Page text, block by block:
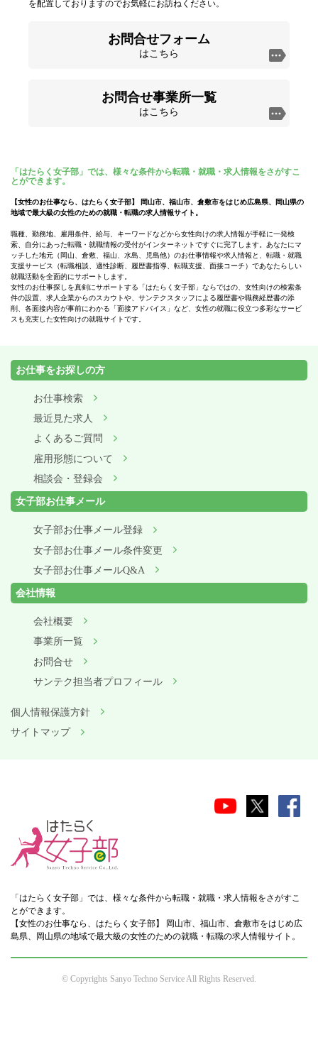
を配置しておりますのでお気軽にお訪ねください。
お問合せフォーム
はこちら
お問合せ事業所一覧
はこちら
「はたらく女子部」では、様々な条件から転職・就職・求人情報をさがすこ
とができます。
【女性のお仕事なら、はたらく女子部】 岡山市、福山市、倉敷市をはじめ広島県、岡山県の
地域で最大級の女性のための就職・転職の求人情報サイト。
職種、勤務地、雇用条件、給与、キーワードなどから女性向けの求人情報が手軽に一発検
索、自分にあった転職・就職情報の受付がインターネットですぐに完了します。あなたにマ
ッチした地元（岡山、倉敷、福山、水島、児島他）のお仕事情報や求人情報と、転職・就職
支援サービス（転職相談、適性診断、履歴書指導、転職支援、面接コーチ）であなたらしい
就職活動を全面的にサポートします。
女性のお仕事探しを真剣にサポートする「はたらく女子部」ならではの、女性向けの検索条
件の設置、求人企業からのスカウトや、サンテクスタッフによる履歴書や職務経歴書の添
削、各面接内容が事前にわかる「面接アドバイス」など、女性の就職に役立つ多彩なサービ
スも充実した女性向けの就職サイトです。
お仕事をお探しの方
お仕事検索
最近見た求人
よくあるご質問
雇用形態について
相談会・登録会
女子部お仕事メール
女子部お仕事メール登録
女子部お仕事メール条件変更
女子部お仕事メールQ&A
会社情報
会社概要
事業所一覧
お問合せ
サンテク担当者プロフィール
個人情報保護方針
サイトマップ
「はたらく女子部」では、様々な条件から転職・就職・求人情報をさがすこ
とができます。
【女性のお仕事なら、はたらく女子部】 岡山市、福山市、倉敷市をはじめ広
島県、岡山県の地域で最大級の女性のための就職・転職の求人情報サイト。
© Copyrights Sanyo Techno Service All Rights Reserved.